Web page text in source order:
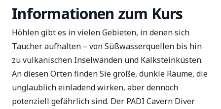
Informationen zum Kurs
Höhlen gibt es in vielen Gebieten, in denen sich
Taucher aufhalten – von Süßwasserquellen bis hin
zu vulkanischen Inselwänden und Kalksteinküsten.
An diesen Orten finden Sie große, dunkle Räume, die
unglaublich einladend wirken, aber dennoch
potenziell gefährlich sind. Der PADI Cavern Diver